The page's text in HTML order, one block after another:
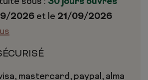
2026 et le 21/09/2026